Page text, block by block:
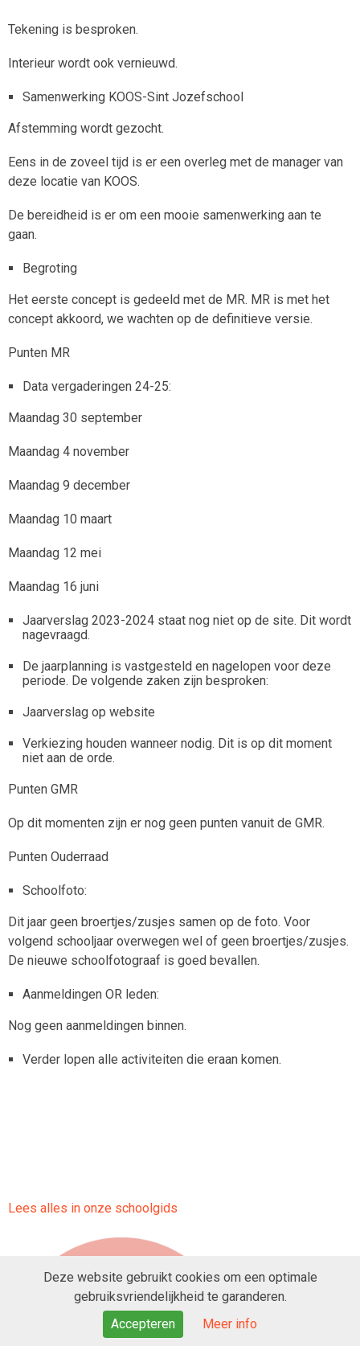
Tekening is besproken.
Interieur wordt ook vernieuwd.
Samenwerking KOOS-Sint Jozefschool
Afstemming wordt gezocht.
Eens in de zoveel tijd is er een overleg met de manager van
deze locatie van KOOS.
De bereidheid is er om een mooie samenwerking aan te
gaan.
Begroting
Het eerste concept is gedeeld met de MR. MR is met het
concept akkoord, we wachten op de definitieve versie.
Punten MR
Data vergaderingen 24-25:
Maandag 30 september
Maandag 4 november
Maandag 9 december
Maandag 10 maart
Maandag 12 mei
Maandag 16 juni
Jaarverslag 2023-2024 staat nog niet op de site. Dit wordt
nagevraagd.
De jaarplanning is vastgesteld en nagelopen voor deze
periode. De volgende zaken zijn besproken:
Jaarverslag op website
Verkiezing houden wanneer nodig. Dit is op dit moment
niet aan de orde.
Punten GMR
Op dit momenten zijn er nog geen punten vanuit de GMR.
Punten Ouderraad
Schoolfoto:
Dit jaar geen broertjes/zusjes samen op de foto. Voor
volgend schooljaar overwegen wel of geen broertjes/zusjes.
De nieuwe schoolfotograaf is goed bevallen.
Aanmeldingen OR leden:
Nog geen aanmeldingen binnen.
Verder lopen alle activiteiten die eraan komen.
Lees alles in onze schoolgids
Deze website gebruikt cookies om een optimale
gebruiksvriendelijkheid te garanderen.
Accepteren
Meer info